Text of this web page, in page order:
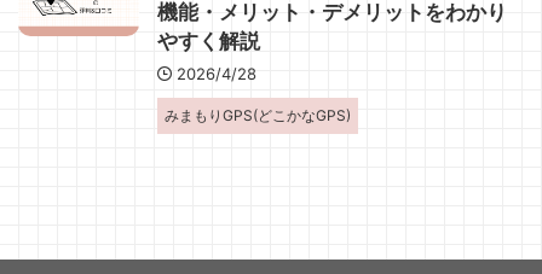
機能・メリット・デメリットをわかり
やすく解説
2026/4/28
みまもりGPS(どこかなGPS)